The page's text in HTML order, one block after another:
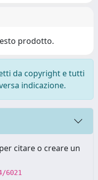
prodotto.
da copyright e tutti
indicazione.
citare o creare un